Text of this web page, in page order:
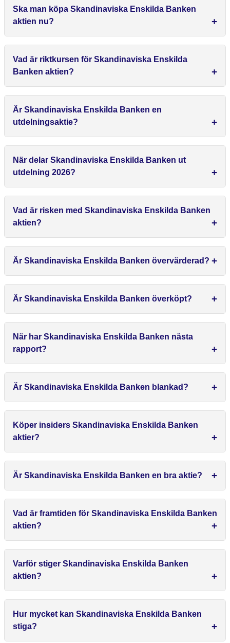
Ska man köpa Skandinaviska Enskilda Banken
aktien nu?
Vad är riktkursen för Skandinaviska Enskilda
Banken aktien?
Är Skandinaviska Enskilda Banken en
utdelningsaktie?
När delar Skandinaviska Enskilda Banken ut
utdelning 2026?
Vad är risken med Skandinaviska Enskilda Banken
aktien?
Är Skandinaviska Enskilda Banken övervärderad?
Är Skandinaviska Enskilda Banken överköpt?
När har Skandinaviska Enskilda Banken nästa
rapport?
Är Skandinaviska Enskilda Banken blankad?
Köper insiders Skandinaviska Enskilda Banken
aktier?
Är Skandinaviska Enskilda Banken en bra aktie?
Vad är framtiden för Skandinaviska Enskilda Banken
aktien?
Varför stiger Skandinaviska Enskilda Banken
aktien?
Hur mycket kan Skandinaviska Enskilda Banken
stiga?